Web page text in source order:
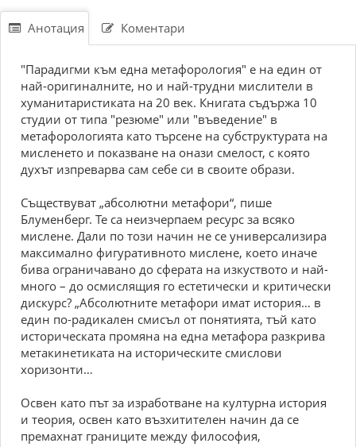
Анотация Коментари
"Парадигми към една метафорология" е на един от
най-оригиналните, но и най-трудни мислители в
хуманитаристиката на 20 век. Книгата съдържа 10
студии от типа "резюме" или "въведение" в
метафорологията като търсене на субструктурата на
мисленето и показване на онази смелост, с която
духът изпреварва сам себе си в своите образи.
Съществуват „абсолютни метафори“, пише
Блуменберг. Те са неизчерпаем ресурс за всяко
мислене. Дали по този начин не се универсализира
максимално фигуративното мислене, което иначе
бива ограничавано до сферата на изкуството и най-
много – до осмислящия го естетически и критически
дискурс? „Абсолютните метафори имат история… в
един по-радикален смисъл от понятията, тъй като
историческата промяна на една метафора разкрива
метакинетиката на историческите смислови
хоризонти…
Освен като път за изработване на културна история
и теория, освен като възхитителен начин да се
премахнат границите между философия,